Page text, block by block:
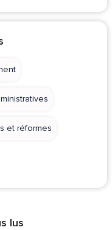
et réformes
lus